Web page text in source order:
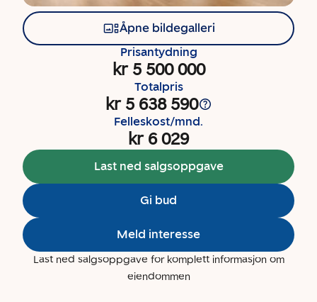
Åpne bildegalleri
Prisantydning
kr 5 500 000
Totalpris
kr 5 638 590
Felleskost/mnd.
kr 6 029
Last ned salgsoppgave
Gi bud
Meld interesse
Last ned salgsoppgave for komplett informasjon om
eiendommen